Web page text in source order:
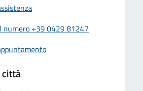
numero +39 0429 81247
città